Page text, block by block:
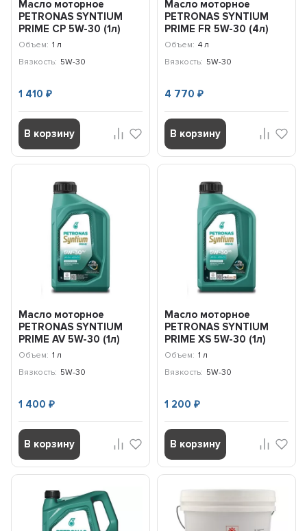
Масло моторное
PETRONAS SYNTIUM
PRIME CP 5W-30 (1л)
71233E18EU
Объем: 1 л
Вязкость: 5W-30
1 410₽
В корзину
Масло моторное
PETRONAS SYNTIUM
PRIME FR 5W-30 (4л)
71241K1YEU
Объем: 4 л
Вязкость: 5W-30
4 770 ₽
В корзину
Масло моторное
PETRONAS SYNTIUM
PRIME AV 5W-30 (1л)
71234E18EU
Объем: 1 л
Вязкость: 5W-30
1 400₽
В корзину
Масло моторное
PETRONAS SYNTIUM
PRIME XS 5W-30 (1л)
71235E18EU
Объем: 1 л
Вязкость: 5W-30
1 200 ₽
В корзину